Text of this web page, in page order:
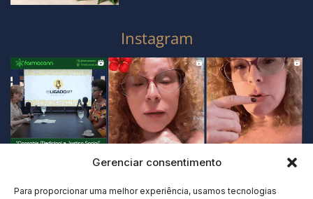
Gerenciar consentimento
Para proporcionar uma melhor experiência, usamos tecnologias
Instagram